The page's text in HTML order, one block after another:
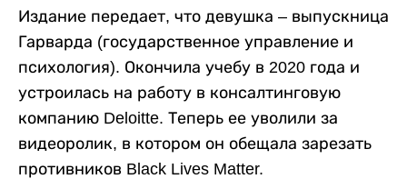
Издание передает, что девушка – выпускница
Гарварда (государственное управление и
психология). Окончила учебу в 2020 года и
устроилась на работу в консалтинговую
компанию Deloitte. Теперь ее уволили за
видеоролик, в котором он обещала зарезать
противников Black Lives Matter.